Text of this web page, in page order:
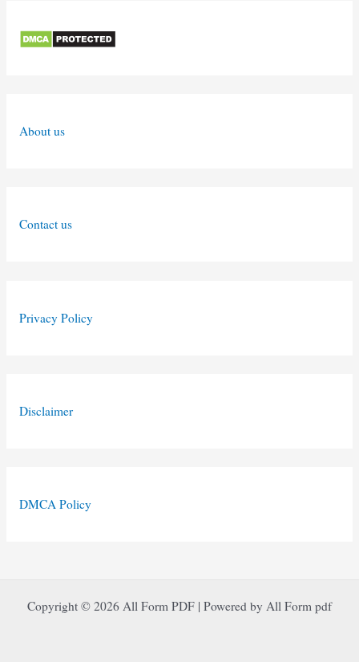
About us
Contact us
Privacy Policy
Disclaimer
DMCA Policy
Copyright © 2026 All Form PDF | Powered by All Form pdf